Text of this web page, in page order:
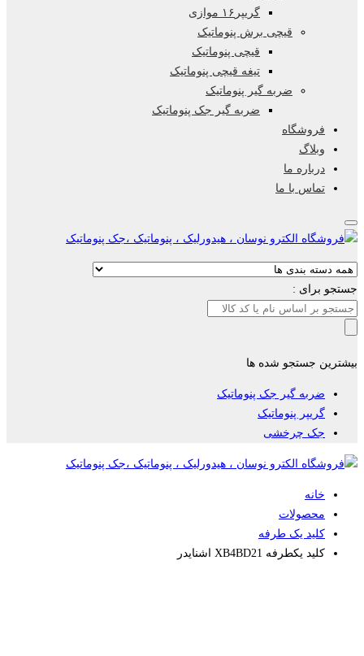
گریپر۱۶ موازی
قیچی برش پنوماتیک
قیچی پنوماتیک
تیغه قیچی پنوماتیک
ضربه گیر پنوماتیک
ضربه گیر جک پنوماتیک
فروشگاه
وبلاگ
درباره ما
تماس با ما
جستجو برای :
بیشترین جستجو شده ها
ضربه گیر جک پنوماتیک
گریپر پنوماتیک
جک چرخشی
خانه
محصولات
کلید یک طرفه
کلید یکطرفه XB4BD21 اشنایدر